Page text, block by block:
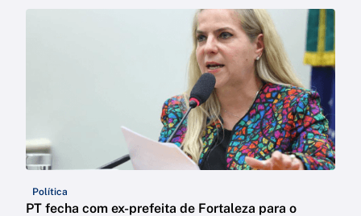
Política
PT fecha com ex-prefeita de Fortaleza para o